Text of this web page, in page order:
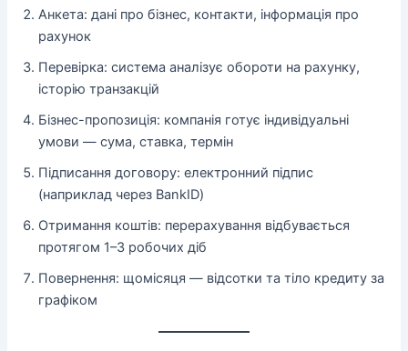
Анкета: дані про бізнес, контакти, інформація про
рахунок
Перевірка: система аналізує обороти на рахунку,
історію транзакцій
Бізнес-пропозиція: компанія готує індивідуальні
умови — сума, ставка, термін
Підписання договору: електронний підпис
(наприклад через BankID)
Отримання коштів: перерахування відбувається
протягом 1–3 робочих діб
Повернення: щомісяця — відсотки та тіло кредиту за
графіком